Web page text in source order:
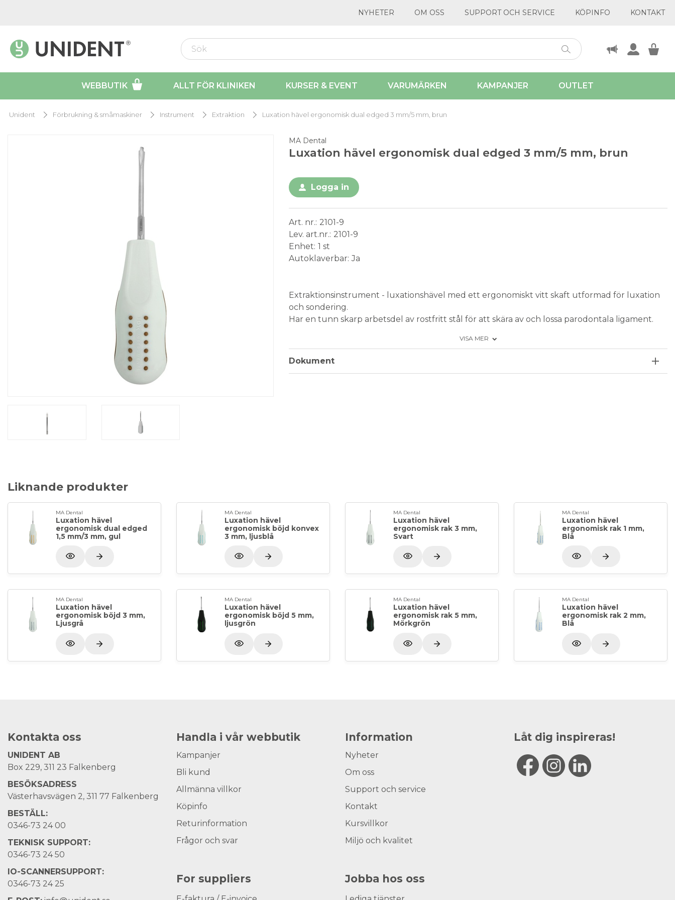
NYHETER OM OSS SUPPORT OCH SERVICE KÖPINFO KONTAKT
WEBBUTIK ALLT FÖR KLINIKEN KURSER & EVENT VARUMÄRKEN KAMPANJER OUTLET
Unident Förbrukning & småmaskiner Instrument Extraktion Luxation hävel ergonomisk dual edged 3 mm/5 mm, brun
MA Dental
Luxation hävel ergonomisk dual edged 3 mm/5 mm, brun
Logga in
Art. nr. 2101-9
Lev. art.nr. 2101-9
Enhet 1 st
Autoklaverbar Ja
Extraktionsinstrument - luxationshävel med ett ergonomiskt vitt skaft utformad för luxation
och sondering.
Har en tunn skarp arbetsdel av rostfritt stål för att skära av och lossa parodontala ligament.
Vid frakturerade och djupt karierade rötter används den främre smala delen för lokalisering.
Rak, tveeggad, bredd 3 mm - 5 mm.
VISA MER
Dokument
Liknande produkter
MA Dental
Luxation hävel
ergonomisk dual edged
1,5 mm/3 mm, gul
MA Dental
Luxation hävel
ergonomisk böjd konvex
3 mm, ljusblå
MA Dental
Luxation hävel
ergonomisk rak 3 mm,
Svart
MA Dental
Luxation hävel
ergonomisk rak 1 mm,
Blå
MA Dental
Luxation hävel
ergonomisk böjd 3 mm,
Ljusgrå
MA Dental
Luxation hävel
ergonomisk böjd 5 mm,
ljusgrön
MA Dental
Luxation hävel
ergonomisk rak 5 mm,
Mörkgrön
MA Dental
Luxation hävel
ergonomisk rak 2 mm,
Blå
Kontakta oss
UNIDENT AB
Box 229, 311 23 Falkenberg
BESÖKSADRESS
Västerhavsvägen 2, 311 77 Falkenberg
BESTÄLL:
0346-73 24 00
TEKNISK SUPPORT:
0346-73 24 50
IO-SCANNERSUPPORT:
0346-73 24 25
Handla i vår webbutik
Kampanjer
Bli kund
Allmänna villkor
Köpinfo
Returinformation
Frågor och svar
For suppliers
Information
Nyheter
Om oss
Support och service
Kontakt
Kursvillkor
Miljö och kvalitet
Jobba hos oss
Låt dig inspireras!